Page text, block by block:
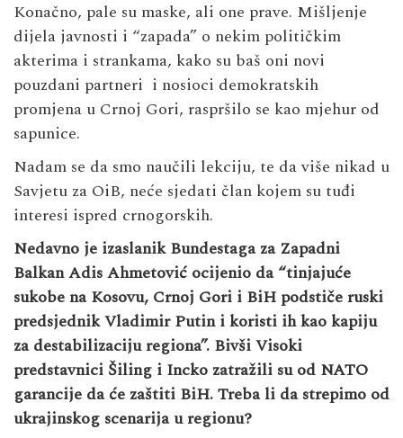
Konačno, pale su maske, ali one prave. Mišljenje
dijela javnosti i “zapada” o nekim političkim
akterima i strankama, kako su baš oni novi
pouzdani partneri i nosioci demokratskih
promjena u Crnoj Gori, raspršilo se kao mjehur od
sapunice.
Nadam se da smo naučili lekciju, te da više nikad u
Savjetu za OiB, neće sjedati član kojem su tuđi
interesi ispred crnogorskih.
Nedavno je izaslanik Bundestaga za Zapadni
Balkan Adis Ahmetović ocijenio da “tinjajuće
sukobe na Kosovu, Crnoj Gori i BiH podstiče ruski
predsjednik Vladimir Putin i koristi ih kao kapiju
za destabilizaciju regiona”. Bivši Visoki
predstavnici Šiling i Incko zatražili su od NATO
garancije da će zaštiti BiH. Treba li da strepimo od
ukrajinskog scenarija u regionu?